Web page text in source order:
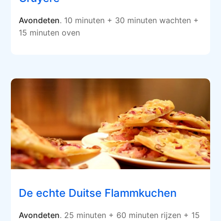
Avondeten. 10 minuten + 30 minuten wachten +
15 minuten oven
De echte Duitse Flammkuchen
Avondeten. 25 minuten + 60 minuten rijzen + 15